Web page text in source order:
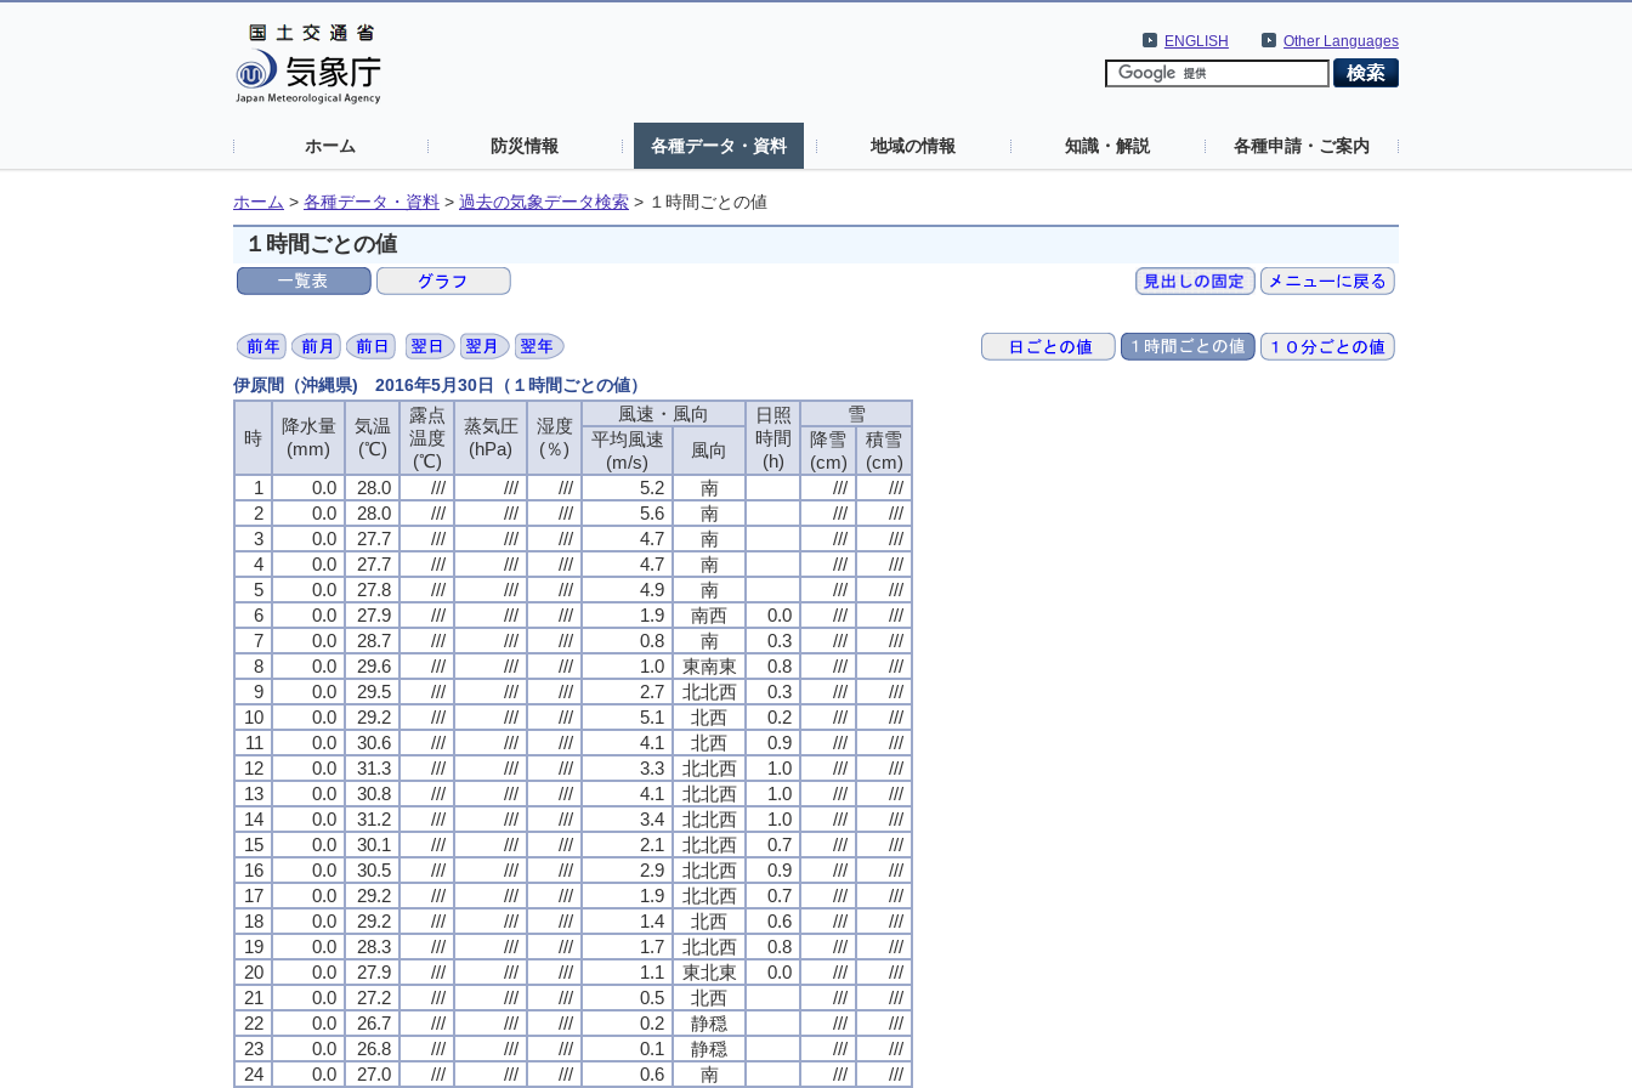
Other Languages
ENGLISH
ホーム 防災情報 各種データ・資料 地域の情報 知識・解説 各種申請・ご案内
ホーム > 各種データ・資料 > 過去の気象データ検索 > １時間ごとの値
１時間ごとの値
伊原間（沖縄県) 2016年5月30日（１時間ごとの値）
時
降水量
(mm)
気温
(℃)
露点
温度
(℃)
蒸気圧
(hPa)
湿度
(％)
風速・風向
日照
時間
(h)
雪
平均風速
(m/s)
風向
降雪
(cm)
積雪
(cm)
1
0.0 28.0 /// /// /// 5.2 南 ///
///
2
0.0 28.0 /// /// /// 5.6 南 ///
///
3
0.0 27.7 /// /// /// 4.7 南 ///
///
4
0.0 27.7 /// /// /// 4.7 南 ///
///
5
0.0 27.8 /// /// /// 4.9 南 ///
///
6
0.0 27.9 /// /// /// 1.9 南西 0.0 ///
///
7
0.0 28.7 /// /// /// 0.8 南 0.3 ///
///
8
0.0 29.6 /// /// /// 1.0 東南東 0.8 ///
///
9
0.0 29.5 /// /// /// 2.7 北北西 0.3 ///
///
10
0.0 29.2 /// /// /// 5.1 北西 0.2 ///
///
11
0.0 30.6 /// /// /// 4.1 北西 0.9 ///
///
12
0.0 31.3 /// /// /// 3.3 北北西 1.0 ///
///
13
0.0 30.8 /// /// /// 4.1 北北西 1.0 ///
///
14
0.0 31.2 /// /// /// 3.4 北北西 1.0 ///
///
15
0.0 30.1 /// /// /// 2.1 北北西 0.7 ///
///
16
0.0 30.5 /// /// /// 2.9 北北西 0.9 ///
///
17
0.0 29.2 /// /// /// 1.9 北北西 0.7 ///
///
18
0.0 29.2 /// /// /// 1.4 北西 0.6 ///
///
19
0.0 28.3 /// /// /// 1.7 北北西 0.8 ///
///
20
0.0 27.9 /// /// /// 1.1 東北東 0.0 ///
///
21
0.0 27.2 /// /// /// 0.5 北西 ///
///
22
0.0 26.7 /// /// /// 0.2 静穏 ///
///
23
0.0 26.8 /// /// /// 0.1 静穏 ///
///
24
0.0 27.0 /// /// /// 0.6 南 /// ///